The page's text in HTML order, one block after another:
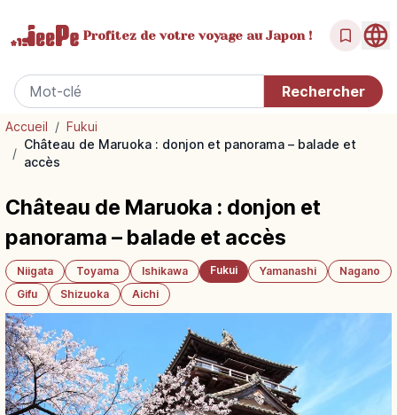
Profitez de votrevoyage au Japon !
Accueil / Fukui
/
Château de Maruoka : donjon et panorama – balade et
accès
Château de Maruoka : donjon et
panorama – balade et accès
Niigata Toyama Ishikawa Fukui Yamanashi
Nagano
Gifu
Shizuoka Aichi